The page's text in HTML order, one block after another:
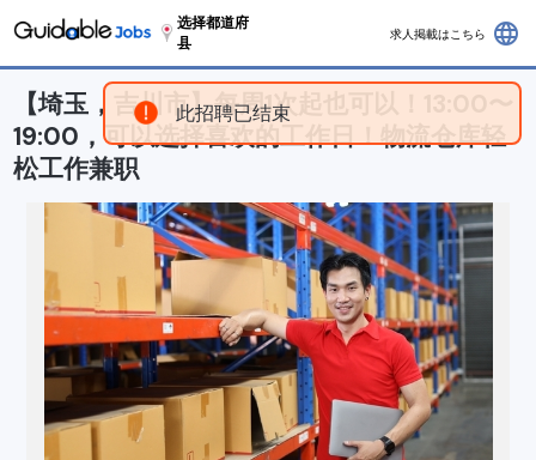
此招聘已结束
选择都道府
县
求人掲載はこちら language
【埼玉，吉川市】每周1次起也可以！13:00〜
19:00，可以选择喜欢的工作日！物流仓库轻
松工作兼职